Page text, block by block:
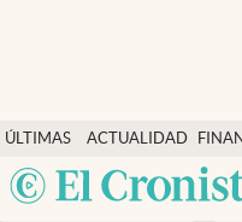
ÚLTIMAS
NOTICIAS
ACTUALIDAD
Y
Actualidad
Finanzas y economía